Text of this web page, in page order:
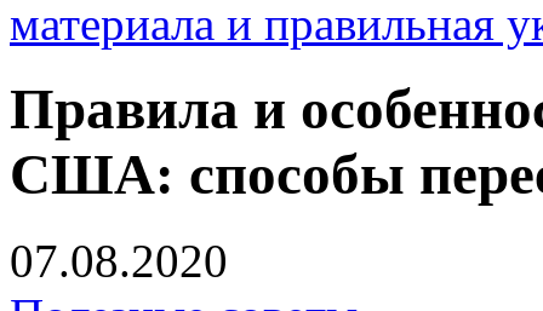
материала и правильная
Правила и
США: способы
07.08.2020